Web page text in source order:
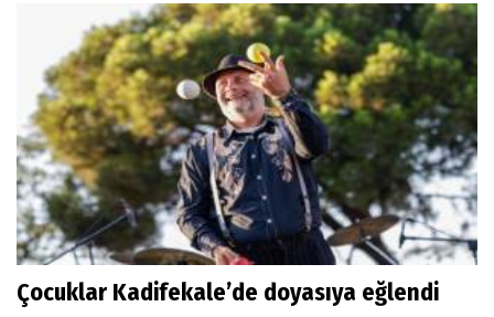
Çocuklar Kadifekale’de doyasıya eğlendi